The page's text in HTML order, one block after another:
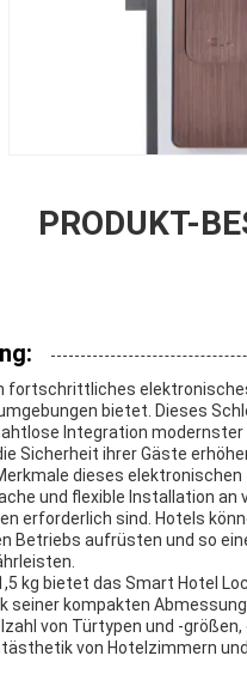
PRODUKT-
fortschrittliches
bietet. Dieses
Integration
Sicherheit ihrer Gäste
dieses
und flexible Installation
erforderlich sind. Hotels
Betriebs aufrüsten und so
kg bietet das Smart Hotel
seiner kompakten
von Türtypen und -
von Hotelzimmern